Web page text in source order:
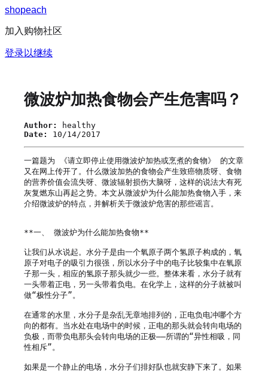
shopeach
加入购物社区
登录以继续
微波炉加热食物会产生危害吗？
Author:
healthy
Date:
10/14/2017
一篇题为 《请立即停止使用微波炉加热或烹煮的食物》 的文章
又在网上传开了。什么微波加热的食物会产生致癌物质呀、食物
的营养价值会流失呀、微波辐射损伤大脑呀，这样的说法大有死
灰复燃东山再起之势。本文从微波炉为什么能加热食物入手，来
介绍微波炉的特点，并解析关于微波炉危害的那些谣言。
**一、 微波炉为什么能加热食物**
让我们从水说起。水分子是由一个氧原子两个氢原子构成的，氧
原子对电子的吸引力很强，所以水分子中的电子比较集中在氧原
子那一头，相应的氢原子那头就少一些。整体来看，水分子就有
一头带着正电，另一头带着负电。在化学上，这样的分子就被叫
做“极性分子”。
在通常的水里，水分子是杂乱无章地排列的，正电负电冲哪个方
向的都有。当水处在电场中的时候，正电的那头就会转向电场的
负极，而带负电那头会转向电场的正极——所谓的“异性相吸，同
性相斥”。
如果是一个静止的电场，水分子们排好队也就安静下来了。如果